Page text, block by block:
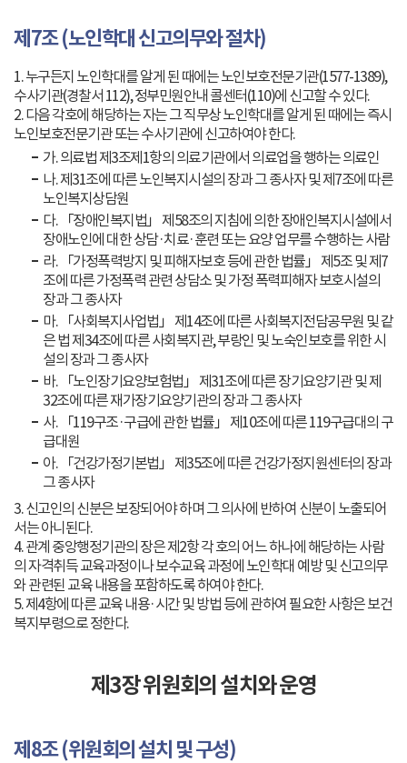
제7조 (노인학대 신고의무와 절차)
1. 누구든지 노인학대를 알게 된 때에는 노인보호전문기관(1577-1389),
수사기관(경찰서 112), 정부민원안내 콜센터(110)에 신고할 수 있다.
2. 다음 각호에 해당하는 자는 그 직무상 노인학대를 알게 된 때에는 즉시
노인보호전문기관 또는 수사기관에 신고하여야 한다.
가. 의료법 제3조제1항의 의료기관에서 의료업을 행하는 의료인
나. 제31조에 따른 노인복지시설의 장과 그 종사자 및 제7조에 따른
노인복지상담원
다. 「장애인복지법」 제58조의 지침에 의한 장애인복지시설에서
장애노인에 대한 상담·치료·훈련 또는 요양 업무를 수행하는 사람
라. 「가정폭력방지 및 피해자보호 등에 관한 법률」 제5조 및 제7
조에 따른 가정폭력 관련 상담소 및 가정 폭력피해자 보호시설의
장과 그 종사자
마. 「사회복지사업법」 제14조에 따른 사회복지전담공무원 및 같
은 법 제34조에 따른 사회복지관, 부랑인 및 노숙인보호를 위한 시
설의 장과 그 종사자
바. 「노인장기요양보험법」 제31조에 따른 장기요양기관 및 제
32조에 따른 재가장기요양기관의 장과 그 종사자
사. 「119구조·구급에 관한 법률」 제10조에 따른 119구급대의 구
급대원
아. 「건강가정기본법」 제35조에 따른 건강가정지원센터의 장과
그 종사자
3. 신고인의 신분은 보장되어야 하며 그 의사에 반하여 신분이 노출되어
서는 아니된다.
4. 관계 중앙행정기관의 장은 제2항 각 호의 어느 하나에 해당하는 사람
의 자격취득 교육과정이나 보수교육 과정에 노인학대 예방 및 신고의무
와 관련된 교육 내용을 포함하도록 하여야 한다.
5. 제4항에 따른 교육 내용·시간 및 방법 등에 관하여 필요한 사항은 보건
복지부령으로 정한다.
제3장 위원회의 설치와 운영
제8조 (위원회의 설치 및 구성)